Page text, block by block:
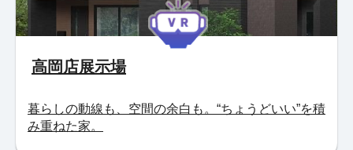
高岡店展示場
暮らしの動線も、空間の余白も。“ちょうどいい”を積
み重ねた家。